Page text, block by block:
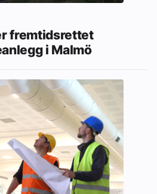
fremtidsrettet
i Malmö